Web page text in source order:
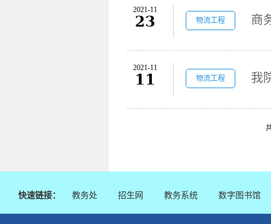
2021-11
23 物流工程
2021-11
11 我
物流工程
快速链接： 教务处 招生网 教务系统 数字图书馆